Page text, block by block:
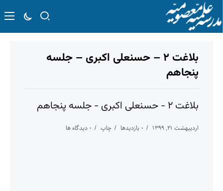
بلاغت ۲ – حسنعلی اکبری – جلسه
پنجاهم
بلاغت ۲ - حسنعلی اکبری - جلسه پنجاهم
اردیبهشت ۲۱, ۱۳۹۹ ۰ بازدیدها چاپ ۰ دیدگاه ها